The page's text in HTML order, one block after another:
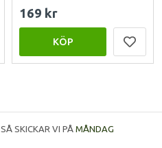
169 kr
KÖP
SÅ SKICKAR VI PÅ MÅNDAG